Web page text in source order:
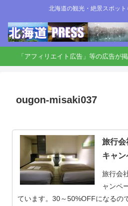
北海道の観光・絶景スポッ
「アフィリエイト広告」等の広告が
ougon-misaki037
旅行会
キャ
旅行会
ャンペ
ています。30～50%OFFになるの